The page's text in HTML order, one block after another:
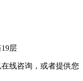
层
线咨询，或者提供您